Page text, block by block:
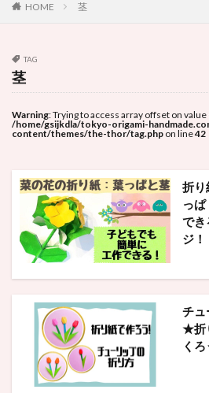
HOME 茎
TAG
茎
Warning: Trying to access array offset on value
/home/gsijkdla/tokyo-origami-
content/themes/the-thor/tag.php on line42
折り
っ
でき
ジ！
チュ
★折
くろ